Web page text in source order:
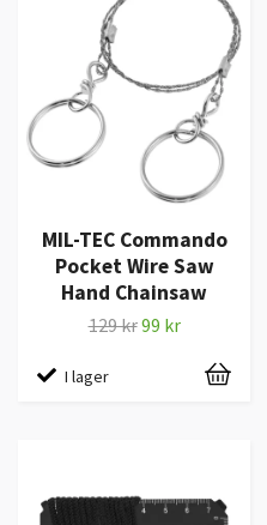
MIL-TEC Commando
Pocket Wire Saw
Hand Chainsaw
129 kr99 kr
I lager